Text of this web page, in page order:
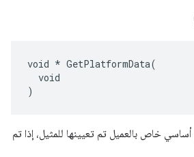
void * GetPlatformData(
  void
)
خاص بالعميل تم تعيينها للمثيل، إذا تم